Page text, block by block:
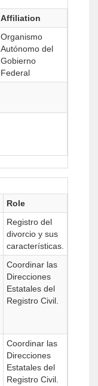
Affiliation
Organismo
Autónomo del
Gobierno
Federal
Role
Registro del
divorcio y sus
características.
Coordinar las
Direcciones
Estatales del
Registro Civil.
Coordinar las
Direcciones
Estatales del
Registro Civil.